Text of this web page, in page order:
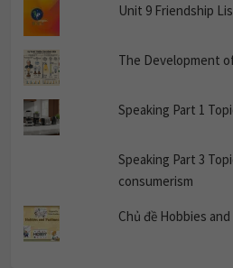
Unit 9 Friendship
The Development
Speaking Part 1
Speaking Part 3
consumerism
Chủ đề Hobbies